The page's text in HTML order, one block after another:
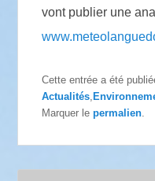
vont publier une
Cette entrée a été
Actualités,
Marquer lepermalien.